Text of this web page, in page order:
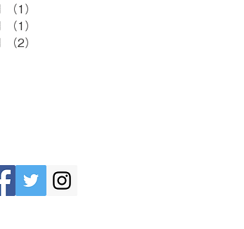
（1）
（1）
（2）